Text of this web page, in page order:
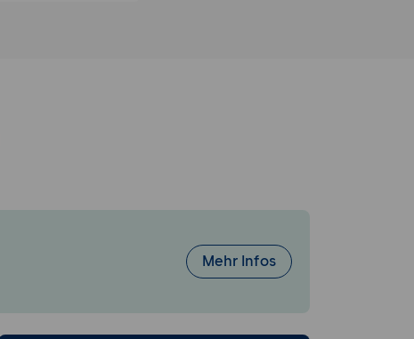
Mehr Infos